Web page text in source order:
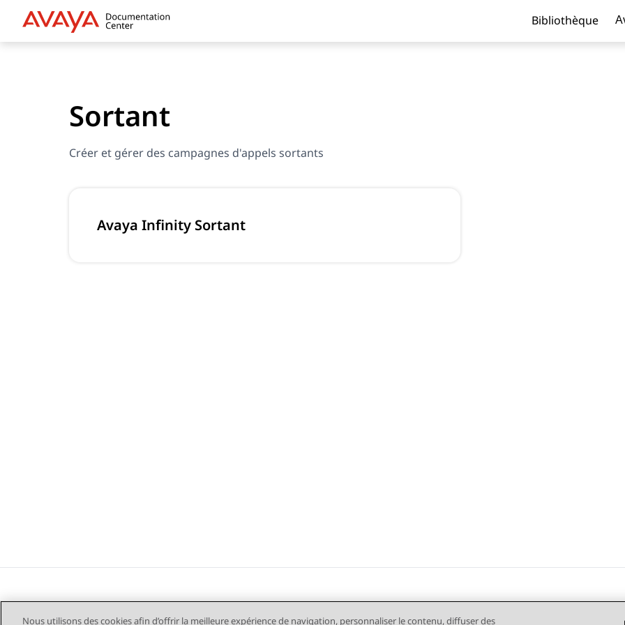
Bibliothèque
Sortant
Créer et gérer des campagnes d'appels sortants
Avaya Infinity Sortant
Nous utilisons des cookies afin d’offrir la meilleure expérience de navigation, personnaliser le contenu, diffuser des